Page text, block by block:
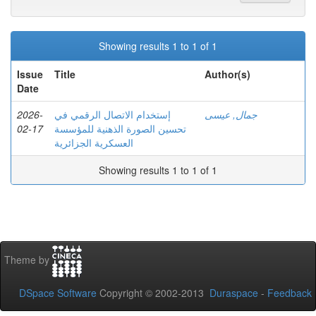
Showing results 1 to 1 of 1
Issue
Date
Title Author(s)
2026-
02-17
إستخدام الاتصال الرقمي في
تحسين الصورة الذهنية للمؤسسة
العسكرية الجزائرية
جمال, عيسى
Showing results 1 to 1 of 1
Theme by
DSpace Software Copyright © 2002-2013 Duraspace - Feedback